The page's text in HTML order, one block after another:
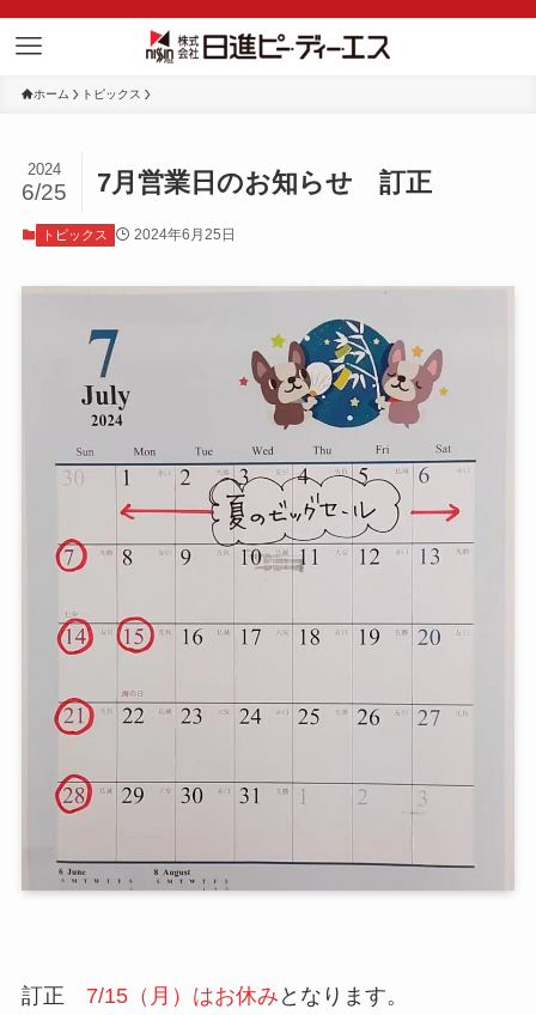
ホーム トピックス
7月営業日のお知らせ 訂正
2024
6/25
トピックス 2024年6月25日
訂正 7/15（月）はお休み となります。